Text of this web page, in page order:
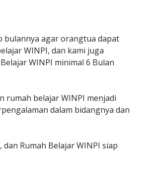
bulannya agar orangtua dapat
WINPI, dan kami juga
WINPI minimal 6 Bulan
rumah belajar WINPI menjadi
dalam bidangnya dan
Rumah Belajar WINPI siap